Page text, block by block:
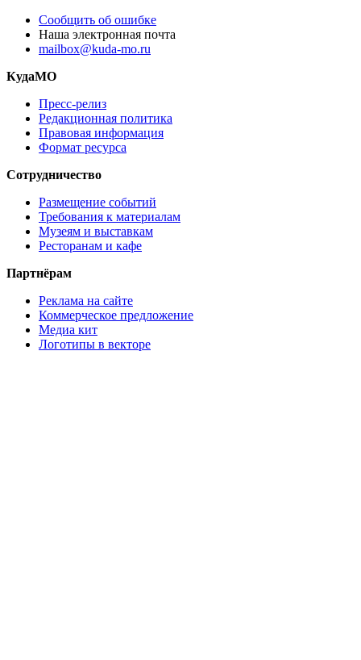
Сообщить об ошибке
Наша электронная почта
mailbox@kuda-mo.ru
КудаМО
Пресс-релиз
Редакционная политика
Правовая информация
Формат ресурса
Сотрудничество
Размещение событий
Требования к материалам
Музеям и выставкам
Ресторанам и кафе
Партнёрам
Реклама на сайте
Коммерческое предложение
Медиа кит
Логотипы в векторе